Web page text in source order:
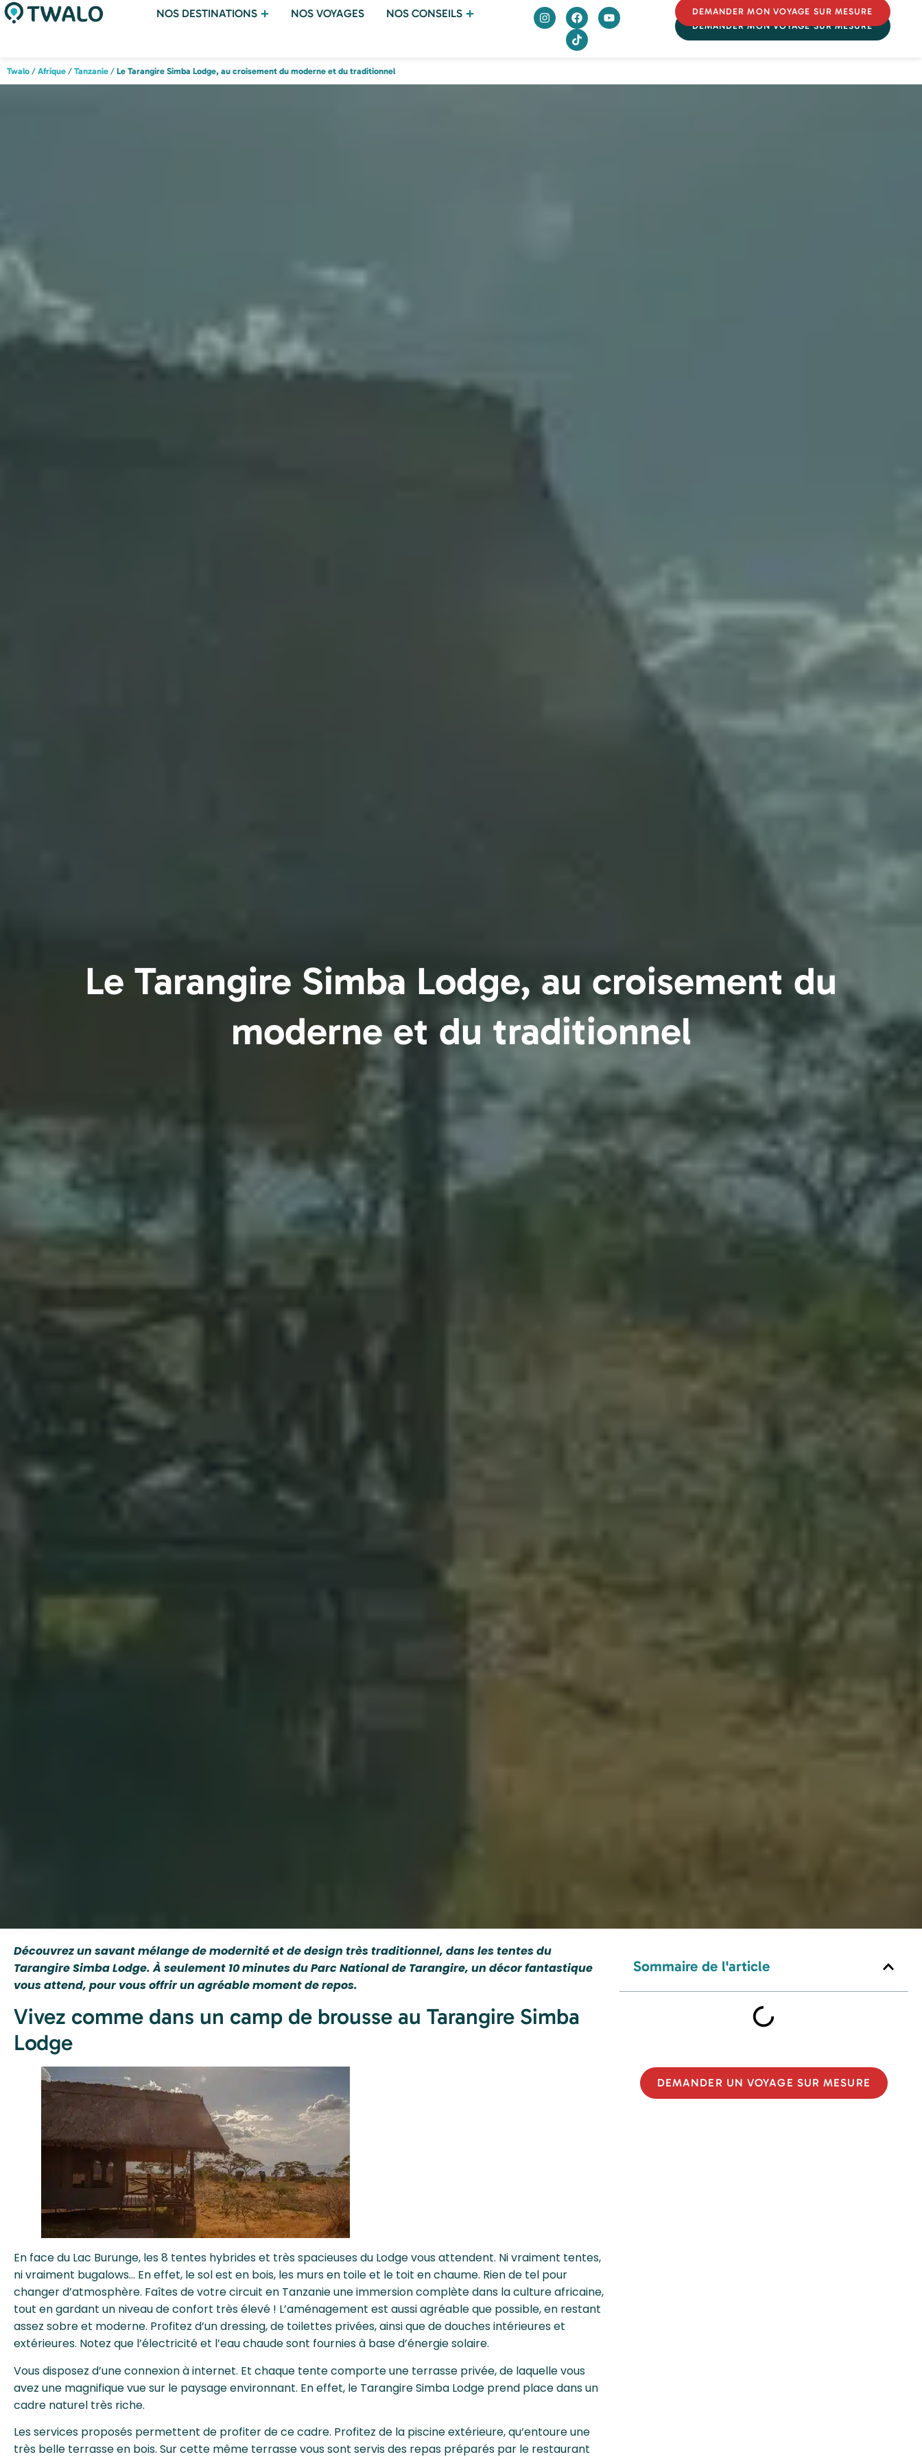
NOS DESTINATIONS NOS VOYAGES NOS CONSEILS
DEMANDER MON VOYAGE SUR MESURE
DEMANDER MON VOYAGE SUR MESURE
Twalo / Afrique / Tanzanie / Le Tarangire Simba Lodge, au croisement du moderne et du traditionnel
Le Tarangire Simba Lodge, au croisement du
moderne et du traditionnel
Découvrez un savant mélange de modernité et de design très traditionnel, dans les tentes du
Tarangire Simba Lodge. À seulement 10 minutes du Parc National de Tarangire, un décor fantastique
vous attend, pour vous offrir un agréable moment de repos.
Vivez comme dans un camp de brousse au Tarangire Simba
Lodge
En face du Lac Burunge, les 8 tentes hybrides et très spacieuses du Lodge vous attendent. Ni vraiment tentes,
ni vraiment bugalows… En effet, le sol est en bois, les murs en toile et le toit en chaume. Rien de tel pour
changer d’atmosphère. Faîtes de votre circuit en Tanzanie une immersion complète dans la culture africaine,
tout en gardant un niveau de confort très élevé ! L’aménagement est aussi agréable que possible, en restant
assez sobre et moderne. Profitez d’un dressing, de toilettes privées, ainsi que de douches intérieures et
extérieures. Notez que l’électricité et l’eau chaude sont fournies à base d’énergie solaire.
Vous disposez d’une connexion à internet. Et chaque tente comporte une terrasse privée, de laquelle vous
avez une magnifique vue sur le paysage environnant. En effet, le Tarangire Simba Lodge prend place dans un
cadre naturel très riche.
Les services proposés permettent de profiter de ce cadre. Profitez de la piscine extérieure, qu’entoure une
très belle terrasse en bois. Sur cette même terrasse vous sont servis des repas préparés par le restaurant
Sommaire de l'article
DEMANDER UN VOYAGE SUR MESURE